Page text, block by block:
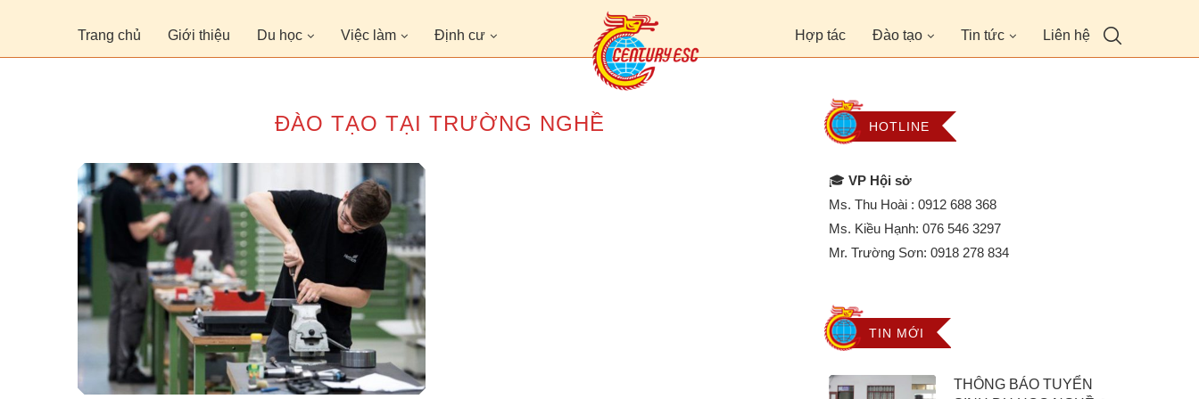
Trang chủ Giới thiệu Du học Việc làm Định cư Hợp tác Đào tạo Tin tức Liên hệ
ĐÀO TẠO TẠI TRƯỜNG NGHỀ HOTLINE
🎓 VP Hội sở
Ms. Thu Hoài :0912 688 368
Ms. Kiều Hạnh:076 546 3297
Mr. Trường Sơn:0918 278 834
TIN MỚI
THÔNG BÁO TUYỂN